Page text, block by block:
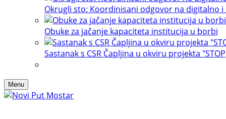
Okrugli sto: Koordinisani odgovor na digitalno i
Obuke za jačanje kapaciteta institucija u borbi
Sastanak s CSR Čapljina u okviru projekta "STOP
Menu